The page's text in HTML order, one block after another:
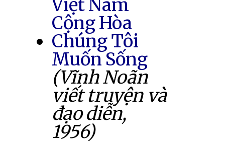
Việt Nam
Cộng Hòa
Chúng Tôi
Muốn Sống
(Vĩnh Noãn
viết truyện và
đạo diễn,
1956)